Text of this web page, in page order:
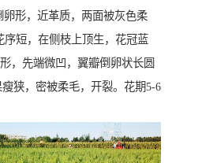
卵形，近革质，两面被灰色柔
序短，在侧枝上顶生，花冠蓝
，先端微凹，翼瓣倒卵状长圆
狭，密被柔毛，开裂。花期5-6